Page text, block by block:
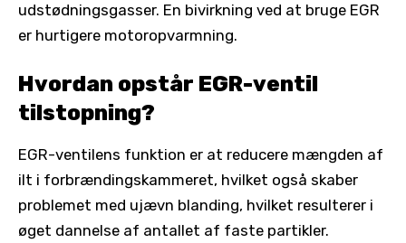
udstødningsgasser. En bivirkning ved at bruge EGR
er hurtigere motoropvarmning.
Hvordan opstår EGR-ventil
tilstopning?
EGR-ventilens funktion er at reducere mængden af
ilt i forbrændingskammeret, hvilket også skaber
problemet med ujævn blanding, hvilket resulterer i
øget dannelse af antallet af faste partikler.